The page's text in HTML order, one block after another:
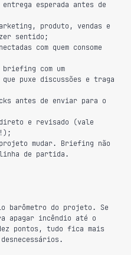
esperada antes de
produto, vendas e
sentido;
com quem consome
com um
puxe discussões e traga
antes de enviar para o
e revisado (vale
mudar. Briefing não
de partida.
barômetro do projeto. Se
apagar incêndio até o
pontos, tudo fica mais